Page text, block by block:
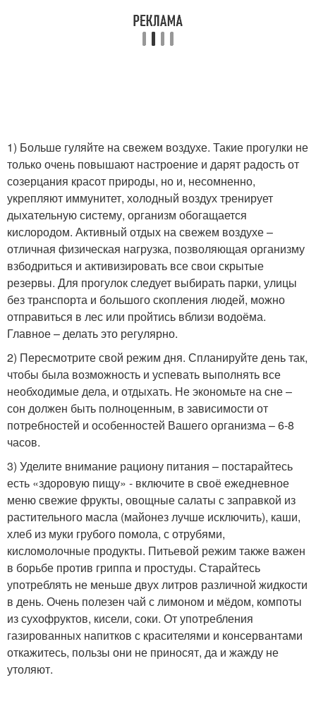
1) Больше гуляйте на свежем воздухе. Такие прогулки не
только очень повышают настроение и дарят радость от
созерцания красот природы, но и, несомненно,
укрепляют иммунитет, холодный воздух тренирует
дыхательную систему, организм обогащается
кислородом. Активный отдых на свежем воздухе –
отличная физическая нагрузка, позволяющая организму
взбодриться и активизировать все свои скрытые
резервы. Для прогулок следует выбирать парки, улицы
без транспорта и большого скопления людей, можно
отправиться в лес или пройтись вблизи водоёма.
Главное – делать это регулярно.
2) Пересмотрите свой режим дня. Спланируйте день так,
чтобы была возможность и успевать выполнять все
необходимые дела, и отдыхать. Не экономьте на сне –
сон должен быть полноценным, в зависимости от
потребностей и особенностей Вашего организма – 6-8
часов.
3) Уделите внимание рациону питания – постарайтесь
есть «здоровую пищу» - включите в своё ежедневное
меню свежие фрукты, овощные салаты с заправкой из
растительного масла (майонез лучше исключить), каши,
хлеб из муки грубого помола, с отрубями,
кисломолочные продукты. Питьевой режим также важен
в борьбе против гриппа и простуды. Старайтесь
употреблять не меньше двух литров различной жидкости
в день. Очень полезен чай с лимоном и мёдом, компоты
из сухофруктов, кисели, соки. От употребления
газированных напитков с красителями и консервантами
откажитесь, пользы они не приносят, да и жажду не
утоляют.